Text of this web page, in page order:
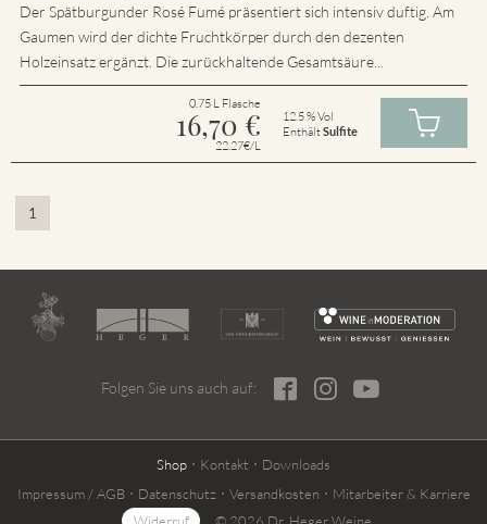
Der Spätburgunder Rosé Fumé präsentiert sich intensiv duftig. Am
Gaumen wird der dichte Fruchtkörper durch den dezenten
Holzeinsatz ergänzt. Die zurückhaltende Gesamtsäure...
0.75 L Flasche
16,70 €
22.27€/L
12.5 % Vol
EnthältSulfite
1
Folgen Sie uns auch auf:
Shop Kontakt
Downloads
Impressum / AGB
Datenschutz Versandkosten
Mitarbeiter & Karriere
Widerruf
© 2026 Dr. Heger Weine